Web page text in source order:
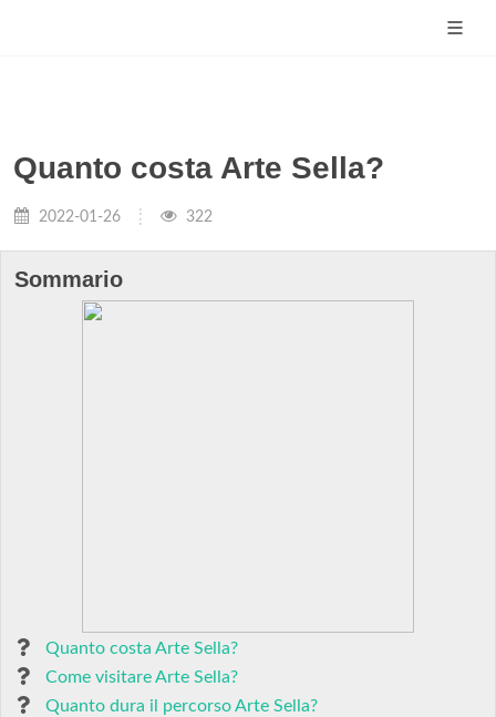
Quanto costa Arte Sella?
2022-01-26 322
Sommario
Quanto costa Arte Sella?
Come visitare Arte Sella?
Quanto dura il percorso Arte Sella?